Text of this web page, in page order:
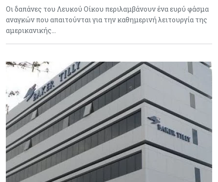
Οι δαπάνες του Λευκού Οίκου περιλαμβάνουν ένα ευρύ φάσμα
αναγκών που απαιτούνται για την καθημερινή λειτουργία της
αμερικανικής…